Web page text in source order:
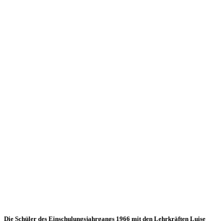
Die Schüler des Einschulungsjahrgangs 1966 mit den Lehrkräften Luise